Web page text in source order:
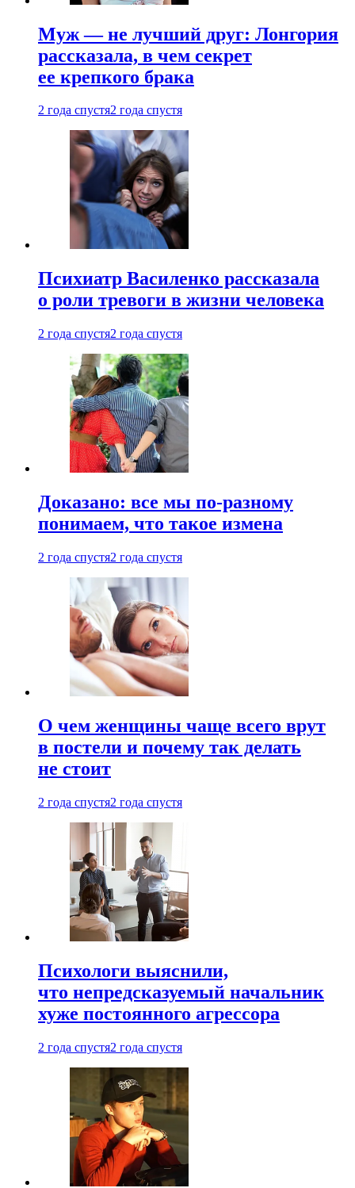
Муж — не лучший друг: Лонгория
рассказала, в чем секрет
ее крепкого брака
2 года спустя2 года спустя
Психиатр Василенко рассказала
о роли тревоги в жизни человека
2 года спустя2 года спустя
Доказано: все мы по-разному
понимаем, что такое измена
2 года спустя2 года спустя
О чем женщины чаще всего врут
в постели и почему так делать
не стоит
2 года спустя2 года спустя
Психологи выяснили,
что непредсказуемый начальник
хуже постоянного агрессора
2 года спустя2 года спустя